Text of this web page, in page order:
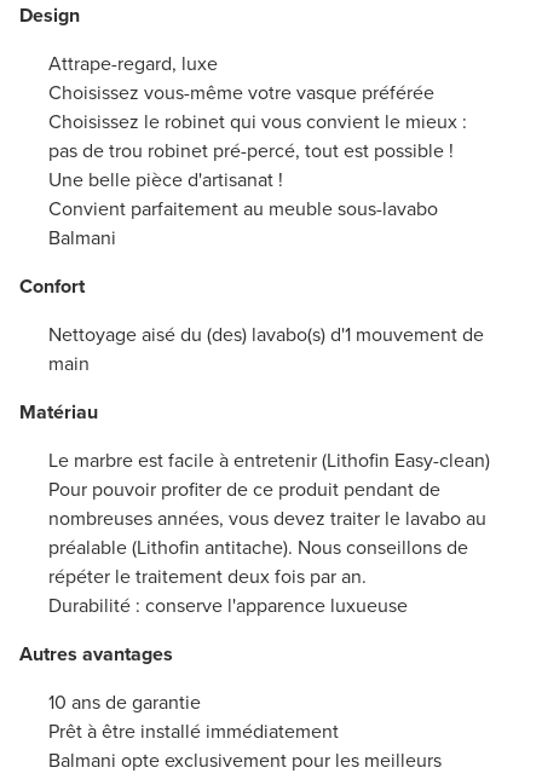
Design
Attrape-regard, luxe
Choisissez vous-même votre vasque préférée
Choisissez le robinet qui vous convient le mieux :
pas de trou robinet pré-percé, tout est possible !
Une belle pièce d'artisanat !
Convient parfaitement au meuble sous-lavabo
Balmani
Confort
Nettoyage aisé du (des) lavabo(s) d'1 mouvement de
main
Matériau
Le marbre est facile à entretenir (Lithofin Easy-clean)
Pour pouvoir profiter de ce produit pendant de
nombreuses années, vous devez traiter le lavabo au
préalable (Lithofin antitache). Nous conseillons de
répéter le traitement deux fois par an.
Durabilité : conserve l'apparence luxueuse
Autres avantages
10 ans de garantie
Prêt à être installé immédiatement
Balmani opte exclusivement pour les meilleurs